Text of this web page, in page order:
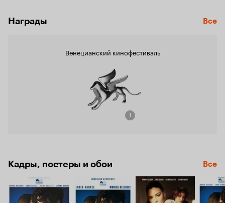
Награды Все
Венецианский кинофестиваль
1
Кадры, постеры и обои Все